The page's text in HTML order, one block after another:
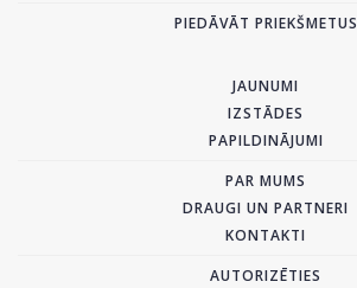
PIEDĀVĀT PRIEKŠMETUS
JAUNUMI
IZSTĀDES
PAPILDINĀJUMI
PAR MUMS
DRAUGI UN PARTNERI
KONTAKTI
AUTORIZĒTIES